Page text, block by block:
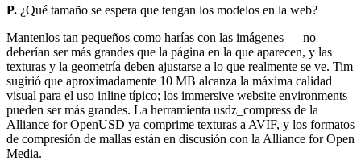
P. ¿Qué tamaño se espera que tengan los modelos en la web?
Mantenlos tan pequeños como harías con las imágenes — no
deberían ser más grandes que la página en la que aparecen, y las
texturas y la geometría deben ajustarse a lo que realmente se ve. Tim
sugirió que aproximadamente 10 MB alcanza la máxima calidad
visual para el uso inline típico; los immersive website environments
pueden ser más grandes. La herramienta usdz_compress de la
Alliance for OpenUSD ya comprime texturas a AVIF, y los formatos
de compresión de mallas están en discusión con la Alliance for Open
Media.